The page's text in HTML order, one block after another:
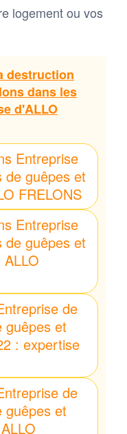
logement ou vos
destruction
dans les
d'ALLO
Entreprise
de guêpes et
FRELONS
Entreprise
de guêpes et
de
guêpes et
: expertise
de
guêpes et